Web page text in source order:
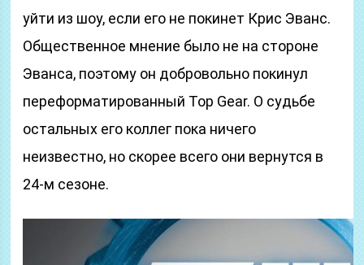
уйти из шоу, если его не покинет Крис Эванс.
Общественное мнение было не на стороне
Эванса, поэтому он добровольно покинул
переформатированный Top Gear. О судьбе
остальных его коллег пока ничего
неизвестно, но скорее всего они вернутся в
24-м сезоне.